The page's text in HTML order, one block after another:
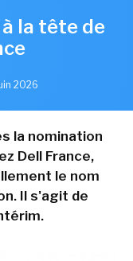
la tête de
2026
la nomination
Dell France,
le nom
Il s'agit de